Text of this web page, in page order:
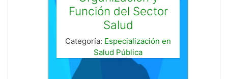
Función del Sector
Salud
Categoría: Especialización en
Salud Pública